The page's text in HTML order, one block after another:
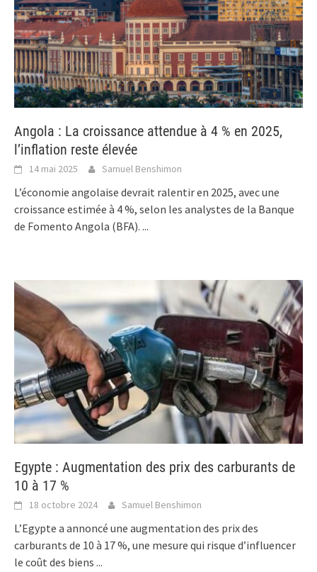
Angola : La croissance attendue à 4 % en 2025,
l’inflation reste élevée
14 mai 2025 Samuel Benshimon
L’économie angolaise devrait ralentir en 2025, avec une
croissance estimée à 4 %, selon les analystes de la Banque
de Fomento Angola (BFA). ...
Egypte : Augmentation des prix des carburants de
10 à 17 %
18 octobre 2024 Samuel Benshimon
L’Egypte a annoncé une augmentation des prix des
carburants de 10 à 17 %, une mesure qui risque d’influencer
le coût des biens ...